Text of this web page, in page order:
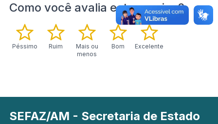
Como você avalia este serviço?
Péssimo Ruim
Mais ou
menos
Bom Excelente
SEFAZ/AM - Secretaria de Estado